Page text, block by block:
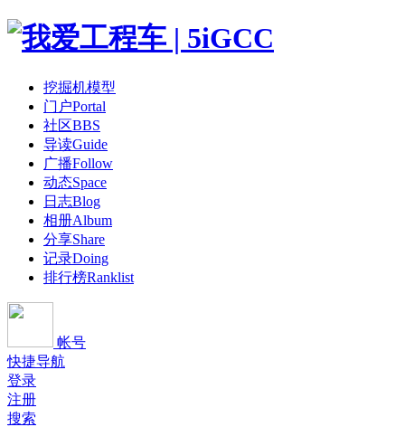
挖掘机模型
门户Portal
社区BBS
导读Guide
广播Follow
动态Space
日志Blog
相册Album
分享Share
记录Doing
排行榜Ranklist
帐号
快捷导航
登录
注册
搜索